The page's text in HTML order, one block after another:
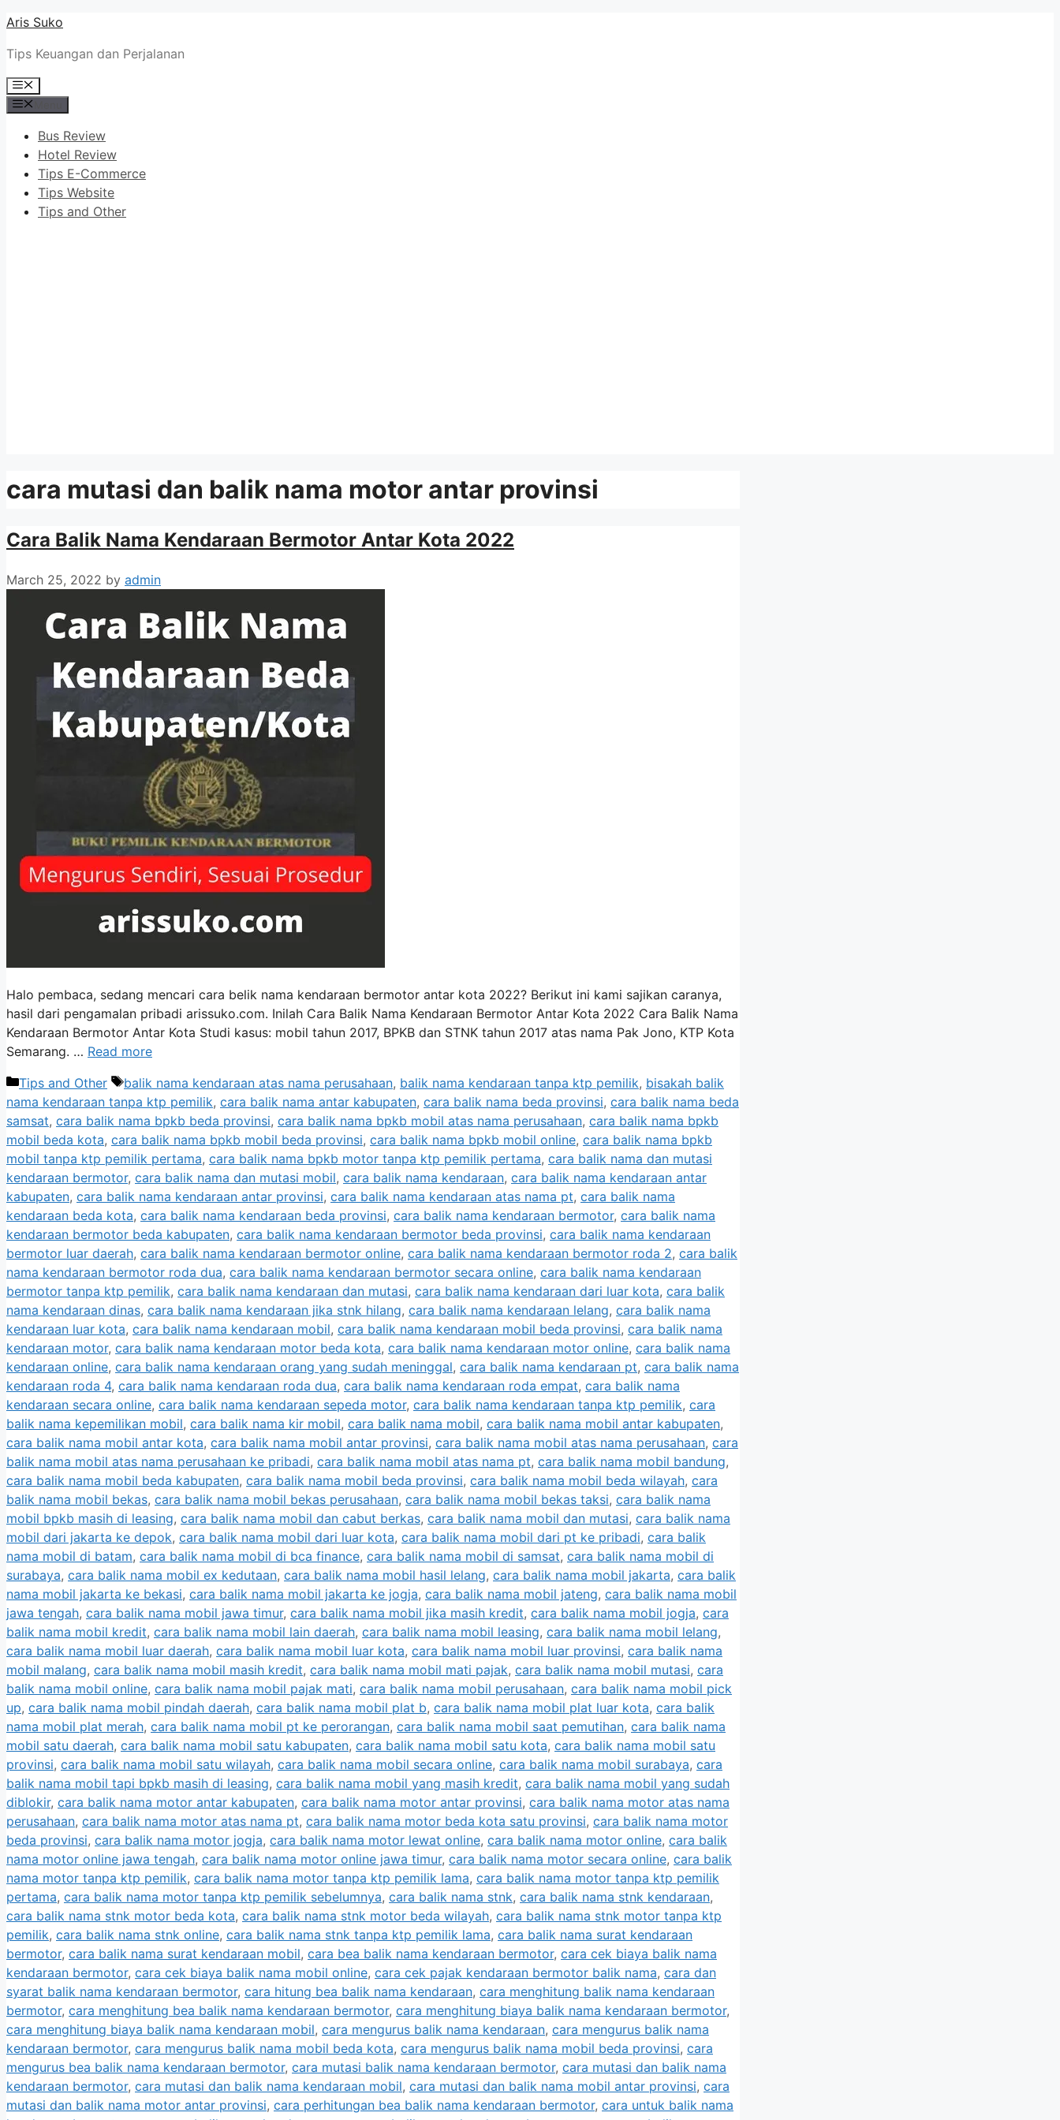
Skip
content
Aris Suko
Tips Keuangan dan Perjalanan
Menu
Bus Review
Hotel Review
Tips E-Commerce
Tips Website
Tips and Other
cara mutasi dan balik nama motor antar provinsi
Cara Balik Nama Kendaraan Bermotor Antar Kota 2022
March 25, 2022 by admin
Halo pembaca, sedang mencari cara belik nama kendaraan bermotor antar kota 2022? Berikut ini kami sajikan caranya,
hasil dari pengamalan pribadi arissuko.com. Inilah Cara Balik Nama Kendaraan Bermotor Antar Kota 2022 Cara Balik Nama
Kendaraan Bermotor Antar Kota Studi kasus: mobil tahun 2017, BPKB dan STNK tahun 2017 atas nama Pak Jono, KTP Kota
Semarang. … Read more
Categories
Tips and Other Tags
balik nama kendaraan atas nama perusahaan, balik nama kendaraan tanpa ktp pemilik, bisakah balik
nama kendaraan tanpa ktp pemilik, cara balik nama antar kabupaten, cara balik nama beda provinsi, cara balik nama beda
samsat, cara balik nama bpkb beda provinsi, cara balik nama bpkb mobil atas nama perusahaan, cara balik nama bpkb
mobil beda kota, cara balik nama bpkb mobil beda provinsi, cara balik nama bpkb mobil online, cara balik nama bpkb
mobil tanpa ktp pemilik pertama, cara balik nama bpkb motor tanpa ktp pemilik pertama, cara balik nama dan mutasi
kendaraan bermotor, cara balik nama dan mutasi mobil, cara balik nama kendaraan, cara balik nama kendaraan antar
kabupaten, cara balik nama kendaraan antar provinsi, cara balik nama kendaraan atas nama pt, cara balik nama
kendaraan beda kota, cara balik nama kendaraan beda provinsi, cara balik nama kendaraan bermotor, cara balik nama
kendaraan bermotor beda kabupaten, cara balik nama kendaraan bermotor beda provinsi, cara balik nama kendaraan
bermotor luar daerah, cara balik nama kendaraan bermotor online, cara balik nama kendaraan bermotor roda 2, cara balik
nama kendaraan bermotor roda dua, cara balik nama kendaraan bermotor secara online, cara balik nama kendaraan
bermotor tanpa ktp pemilik, cara balik nama kendaraan dan mutasi, cara balik nama kendaraan dari luar kota, cara balik
nama kendaraan dinas, cara balik nama kendaraan jika stnk hilang, cara balik nama kendaraan lelang, cara balik nama
kendaraan luar kota, cara balik nama kendaraan mobil, cara balik nama kendaraan mobil beda provinsi, cara balik nama
kendaraan motor, cara balik nama kendaraan motor beda kota, cara balik nama kendaraan motor online, cara balik nama
kendaraan online, cara balik nama kendaraan orang yang sudah meninggal, cara balik nama kendaraan pt, cara balik nama
kendaraan roda 4, cara balik nama kendaraan roda dua, cara balik nama kendaraan roda empat, cara balik nama
kendaraan secara online, cara balik nama kendaraan sepeda motor, cara balik nama kendaraan tanpa ktp pemilik, cara
balik nama kepemilikan mobil, cara balik nama kir mobil, cara balik nama mobil, cara balik nama mobil antar kabupaten,
cara balik nama mobil antar kota, cara balik nama mobil antar provinsi, cara balik nama mobil atas nama perusahaan, cara
balik nama mobil atas nama perusahaan ke pribadi, cara balik nama mobil atas nama pt, cara balik nama mobil bandung,
cara balik nama mobil beda kabupaten, cara balik nama mobil beda provinsi, cara balik nama mobil beda wilayah, cara
balik nama mobil bekas, cara balik nama mobil bekas perusahaan, cara balik nama mobil bekas taksi, cara balik nama
mobil bpkb masih di leasing, cara balik nama mobil dan cabut berkas, cara balik nama mobil dan mutasi, cara balik nama
mobil dari jakarta ke depok, cara balik nama mobil dari luar kota, cara balik nama mobil dari pt ke pribadi, cara balik
nama mobil di batam, cara balik nama mobil di bca finance, cara balik nama mobil di samsat, cara balik nama mobil di
surabaya, cara balik nama mobil ex kedutaan, cara balik nama mobil hasil lelang, cara balik nama mobil jakarta, cara balik
nama mobil jakarta ke bekasi, cara balik nama mobil jakarta ke jogja, cara balik nama mobil jateng, cara balik nama mobil
jawa tengah, cara balik nama mobil jawa timur, cara balik nama mobil jika masih kredit, cara balik nama mobil jogja, cara
balik nama mobil kredit, cara balik nama mobil lain daerah, cara balik nama mobil leasing, cara balik nama mobil lelang,
cara balik nama mobil luar daerah, cara balik nama mobil luar kota, cara balik nama mobil luar provinsi, cara balik nama
mobil malang, cara balik nama mobil masih kredit, cara balik nama mobil mati pajak, cara balik nama mobil mutasi, cara
balik nama mobil online, cara balik nama mobil pajak mati, cara balik nama mobil perusahaan, cara balik nama mobil pick
up, cara balik nama mobil pindah daerah, cara balik nama mobil plat b, cara balik nama mobil plat luar kota, cara balik
nama mobil plat merah, cara balik nama mobil pt ke perorangan, cara balik nama mobil saat pemutihan, cara balik nama
mobil satu daerah, cara balik nama mobil satu kabupaten, cara balik nama mobil satu kota, cara balik nama mobil satu
provinsi, cara balik nama mobil satu wilayah, cara balik nama mobil secara online, cara balik nama mobil surabaya, cara
balik nama mobil tapi bpkb masih di leasing, cara balik nama mobil yang masih kredit, cara balik nama mobil yang sudah
diblokir, cara balik nama motor antar kabupaten, cara balik nama motor antar provinsi, cara balik nama motor atas nama
perusahaan, cara balik nama motor atas nama pt, cara balik nama motor beda kota satu provinsi, cara balik nama motor
beda provinsi, cara balik nama motor jogja, cara balik nama motor lewat online, cara balik nama motor online, cara balik
nama motor online jawa tengah, cara balik nama motor online jawa timur, cara balik nama motor secara online, cara balik
nama motor tanpa ktp pemilik, cara balik nama motor tanpa ktp pemilik lama, cara balik nama motor tanpa ktp pemilik
pertama, cara balik nama motor tanpa ktp pemilik sebelumnya, cara balik nama stnk, cara balik nama stnk kendaraan,
cara balik nama stnk motor beda kota, cara balik nama stnk motor beda wilayah, cara balik nama stnk motor tanpa ktp
pemilik, cara balik nama stnk online, cara balik nama stnk tanpa ktp pemilik lama, cara balik nama surat kendaraan
bermotor, cara balik nama surat kendaraan mobil, cara bea balik nama kendaraan bermotor, cara cek biaya balik nama
kendaraan bermotor, cara cek biaya balik nama mobil online, cara cek pajak kendaraan bermotor balik nama, cara dan
syarat balik nama kendaraan bermotor, cara hitung bea balik nama kendaraan, cara menghitung balik nama kendaraan
bermotor, cara menghitung bea balik nama kendaraan bermotor, cara menghitung biaya balik nama kendaraan bermotor,
cara menghitung biaya balik nama kendaraan mobil, cara mengurus balik nama kendaraan, cara mengurus balik nama
kendaraan bermotor, cara mengurus balik nama mobil beda kota, cara mengurus balik nama mobil beda provinsi, cara
mengurus bea balik nama kendaraan bermotor, cara mutasi balik nama kendaraan bermotor, cara mutasi dan balik nama
kendaraan bermotor, cara mutasi dan balik nama kendaraan mobil, cara mutasi dan balik nama mobil antar provinsi, cara
mutasi dan balik nama motor antar provinsi, cara perhitungan bea balik nama kendaraan bermotor, cara untuk balik nama